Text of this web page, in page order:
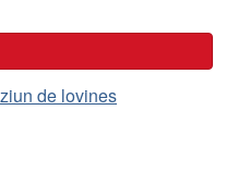
de lovines